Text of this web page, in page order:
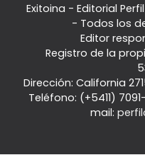
Exitoina - Editorial Perfil
- Todos los
Editor
Registro de la
Dirección: California
Teléfono: (+5411)
mail: